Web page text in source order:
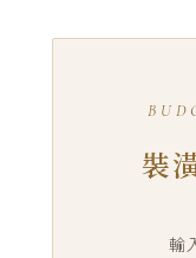
裝
輸